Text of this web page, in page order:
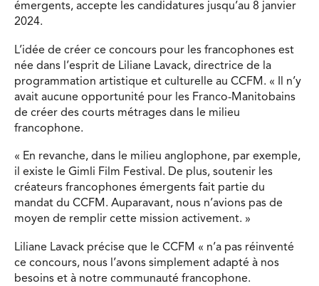
émergents, accepte les candidatures jusqu’au 8 janvier
2024.
L’idée de créer ce concours pour les francophones est
née dans l’esprit de Liliane Lavack, directrice de la
programmation artistique et culturelle au CCFM. « Il n’y
avait aucune opportunité pour les Franco-Manitobains
de créer des courts métrages dans le milieu
francophone.
« En revanche, dans le milieu anglophone, par exemple,
il existe le Gimli Film Festival. De plus, soutenir les
créateurs francophones émergents fait partie du
mandat du CCFM. Auparavant, nous n’avions pas de
moyen de remplir cette mission activement. »
Liliane Lavack précise que le CCFM « n’a pas réinventé
ce concours, nous l’avons simplement adapté à nos
besoins et à notre communauté francophone.